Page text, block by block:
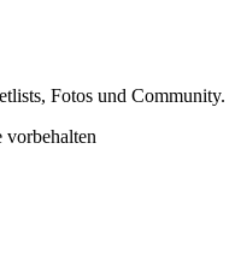
Fotos und Community.